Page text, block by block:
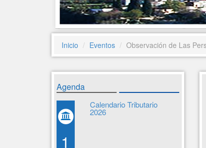
Inicio Eventos Observación de Las
Agenda
1
Calendario Tributario
2026